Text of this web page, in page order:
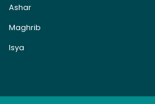
Ashar
Maghrib
Isya